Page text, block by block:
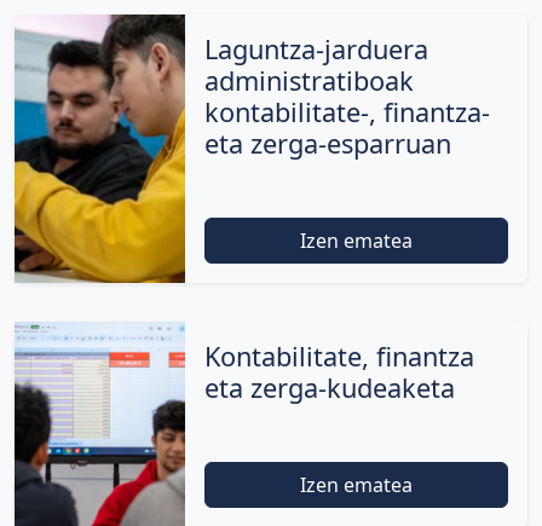
Laguntza-jarduera
administratiboak
kontabilitate-, finantza-
eta zerga-esparruan
Izen ematea
Kontabilitate, finantza
eta zerga-kudeaketa
Izen ematea